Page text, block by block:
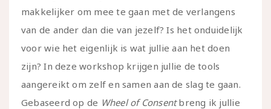
makkelijker om mee te gaan met de verlangens
van de ander dan die van jezelf? Is het onduidelijk
voor wie het eigenlijk is wat jullie aan het doen
zijn? In deze workshop krijgen jullie de tools
aangereikt om zelf en samen aan de slag te gaan.
Gebaseerd op de Wheel of Consentbreng ik jullie